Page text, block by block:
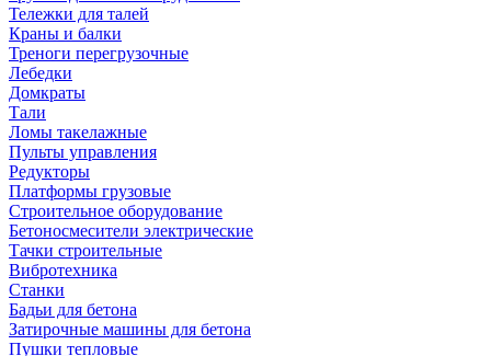
Тележки для талей
Краны и балки
Треноги перегрузочные
Лебедки
Домкраты
Тали
Ломы такелажные
Пульты управления
Редукторы
Платформы грузовые
Строительное оборудование
Бетоносмесители электрические
Тачки строительные
Вибротехника
Станки
Бадьи для бетона
Затирочные машины для бетона
Пушки тепловые